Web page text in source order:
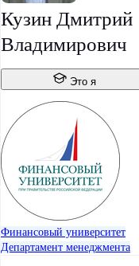
Кузин Дмитрий
Владимирович
Это я
Финансовый университет
Департамент менеджмента